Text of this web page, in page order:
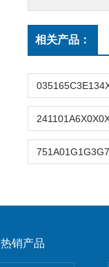
相关产品：
热销产品